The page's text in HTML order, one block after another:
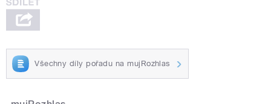
Všechny díly pořadu na mujRozhlas